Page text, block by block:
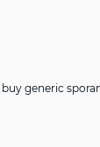
buy generic